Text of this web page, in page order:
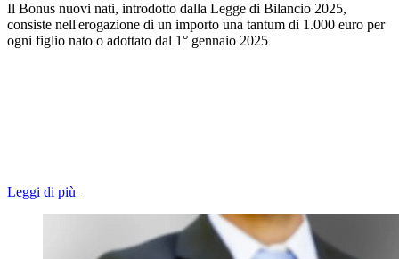
Il Bonus nuovi nati, introdotto dalla Legge di Bilancio 2025,
consiste nell'erogazione di un importo una tantum di 1.000 euro per
ogni figlio nato o adottato dal 1° gennaio 2025
Leggi di più